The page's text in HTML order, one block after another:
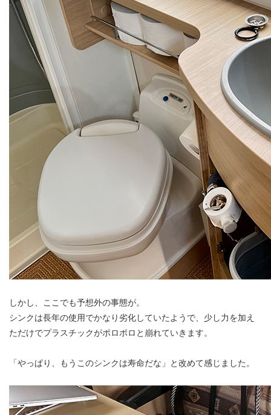
しかし、ここでも予想外の事態が。
シンクは長年の使用でかなり劣化していたようで、少し力を加え
ただけでプラスチックがポロポロと崩れていきます。
「やっぱり、もうこのシンクは寿命だな」と改めて感じました。